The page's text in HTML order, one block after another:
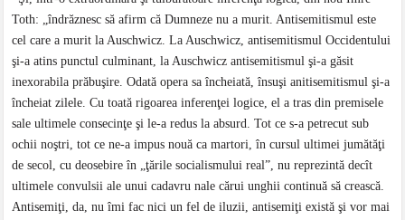
Toth: „îndrăznesc să afirm că Dumneze nu a murit. Antisemitismul este
cel care a murit la Auschwicz. La Auschwicz, antisemitismul Occidentului
şi-a atins punctul culminant, la Auschwicz antisemitismul şi-a găsit
inexorabila prăbuşire. Odată opera sa încheiată, însuşi anitisemitismul şi-a
încheiat zilele. Cu toată rigoarea inferenţei logice, el a tras din premisele
sale ultimele consecinţe şi le-a redus la absurd. Tot ce s-a petrecut sub
ochii noştri, tot ce ne-a impus nouă ca martori, în cursul ultimei jumătăţi
de secol, cu deosebire în „ţările socialismului real”, nu reprezintă decît
ultimele convulsii ale unui cadavru nale cărui unghii continuă să crească.
Antisemiţi, da, nu îmi fac nici un fel de iluzii, antisemiţi există şi vor mai